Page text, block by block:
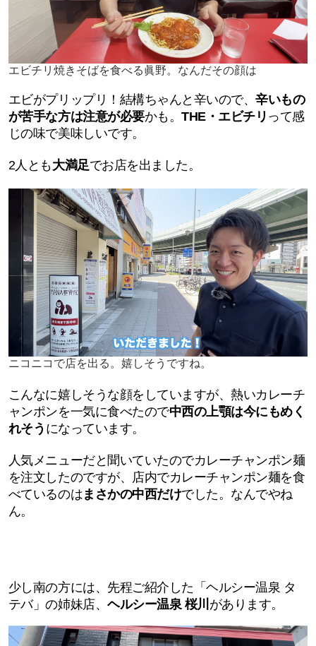
エビチリ焼きそばを食べる眞野。なんだその顔は
エビがプリップリ！結構ちゃんと辛いので、辛いもの
が苦手な方は注意が必要かも。THE・エビチリ って感
じの味で美味しいです。
2人とも大満足でお店を出ました。
ニコニコで店を出る。嬉しそうですね。
こんなに嬉しそうな顔をしていますが、熱いカレーチ
ャンポンを一気に食べたので中西の上顎は今にもめく
れそう になっています。
人気メニューだと聞いていたのでカレーチャンポン麺
を注文したのですが、店内でカレーチャンポン麺を食
べているのはまさかの中西だけでした。なんでやね
ん。
少し南の方には、先程ご紹介した「ヘルシー温泉 タ
テバ」の姉妹店、ヘルシー温泉 桜川 があります。